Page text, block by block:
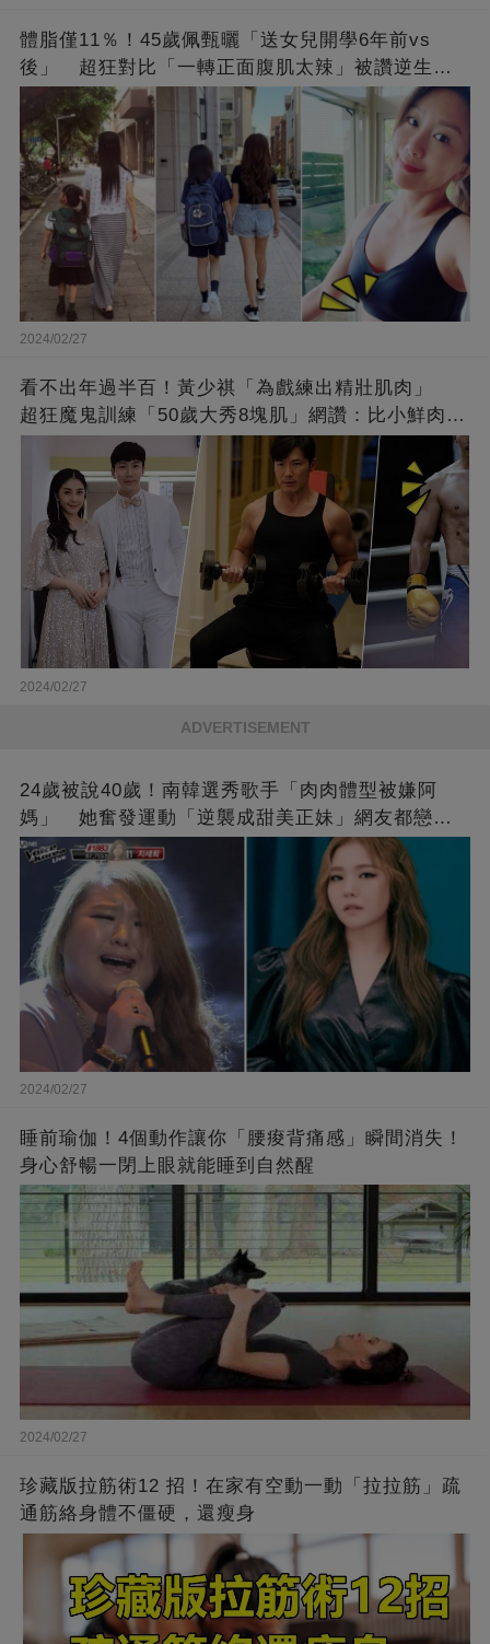
體脂僅11％！45歲佩甄曬「送女兒開學6年前vs
後」 超狂對比「一轉正面腹肌太辣」被讚逆生
長：媽媽變姊姊❤
2024/02/27
看不出年過半百！黃少祺「為戲練出精壯肌肉」
超狂魔鬼訓練「50歲大秀8塊肌」網讚：比小鮮肉猛
❤
2024/02/27
ADVERTISEMENT
24歲被說40歲！南韓選秀歌手「肉肉體型被嫌阿
媽」 她奮發運動「逆襲成甜美正妹」網友都戀愛
了❤
2024/02/27
睡前瑜伽！4個動作讓你「腰痠背痛感」瞬間消失！
身心舒暢一閉上眼就能睡到自然醒
2024/02/27
珍藏版拉筋術12 招！在家有空動一動「拉拉筋」疏
通筋絡身體不僵硬，還瘦身